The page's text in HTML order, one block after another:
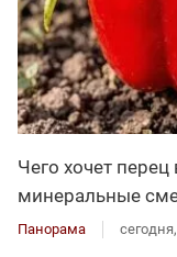
Чего хочет перец
минеральные
Панорама